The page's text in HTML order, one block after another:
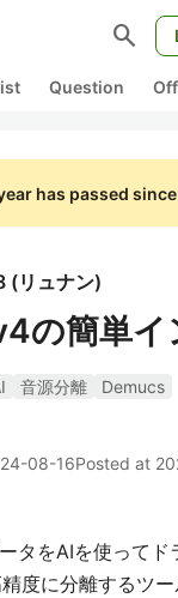
search
Question
has passed
(リュナン)
の簡単イ
音源分離
Demucs
08-16Posted at
タをAIを使ってド
度に分離するツー